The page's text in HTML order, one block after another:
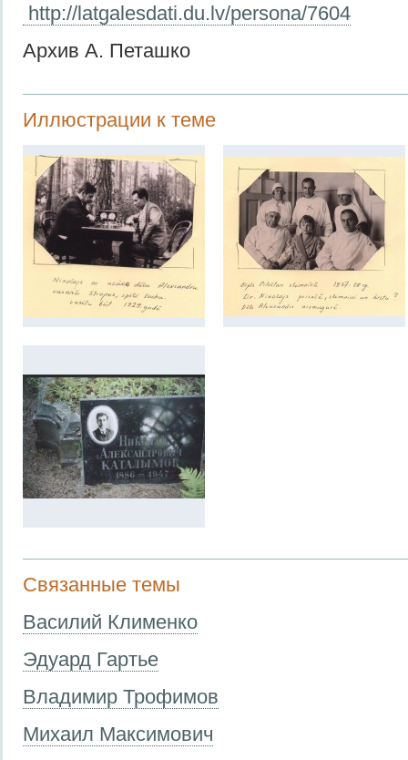
http://latgalesdati.du.lv/persona/7604
Архив А. Петашко
Иллюстрации к теме
Связанные темы
Василий Клименко
Эдуард Гартье
Владимир Трофимов
Михаил Максимович